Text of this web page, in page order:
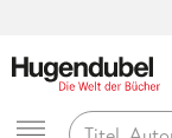
Hugendubel